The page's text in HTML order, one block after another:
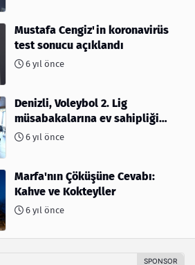
Mustafa Cengiz'in koronavirüs
test sonucu açıklandı
6 yıl önce
Denizli, Voleybol 2. Lig
müsabakalarına ev sahipliği
yapıyor
6 yıl önce
Marfa'nın Çöküşüne Cevabı:
Kahve ve Kokteyller
6 yıl önce